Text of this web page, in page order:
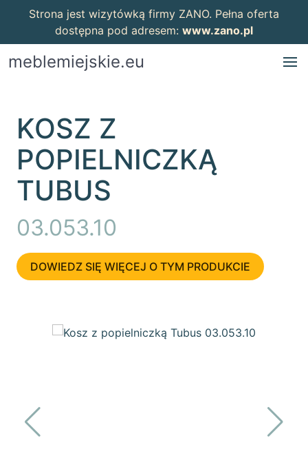
Strona jest wizytówką firmy ZANO. Pełna oferta
dostępna pod adresem: www.zano.pl
meblemiejskie.eu
KOSZ Z
POPIELNICZKĄ
TUBUS
03.053.10
DOWIEDZ SIĘ WIĘCEJ O TYM PRODUKCIE